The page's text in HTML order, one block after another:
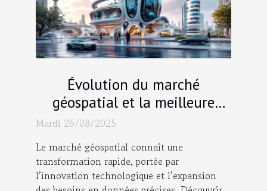
Évolution du marché
géospatial et la meilleure
agence GEO 2025
Mardi 26/08/2025
Le marché géospatial connaît une
transformation rapide, portée par
l’innovation technologique et l’expansion